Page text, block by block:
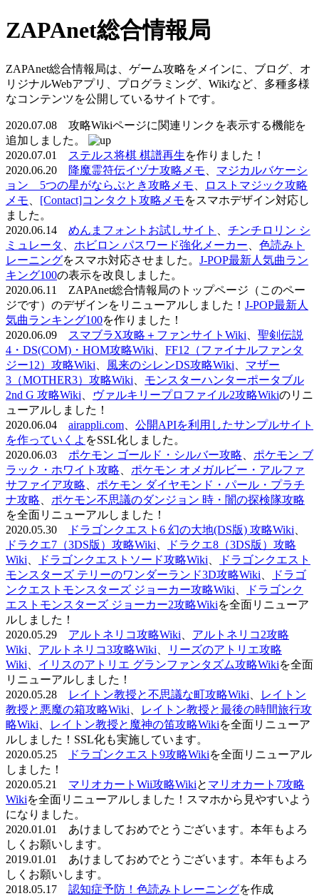
ZAPAnet総合情報局
ZAPAnet総合情報局は、ゲーム攻略をメインに、ブログ、オ
リジナルWebアプリ、プログラミング、Wikiなど、多種多様
なコンテンツを公開しているサイトです。
2020.07.08 攻略Wikiページに関連リンクを表示する機能を
追加しました。
2020.07.01
ステルス将棋 棋譜再生を作りました！
2020.06.20
降魔霊符伝イヅナ攻略メモ
マジカルバケーシ
ョン 5つの星がならぶとき攻略メモ
ロストマジック攻略
メモ
[Contact]コンタクト攻略メモをスマホデザイン対応し
ました。
2020.06.14 めんまフォントお試しサイト
チンチロリン シ
ミュレータ
ホビロン パスワード強化メーカー
色読みト
レーニングをスマホ対応させました。 J-POP最新人気曲ラン
キング100の表示を改良しました。
2020.06.11 ZAPAnet総合情報局のトップページ（このペー
ジです）のデザインをリニューアルしました！ J-POP最新人
気曲ランキング100を作りました！
2020.06.09
スマブラX攻略＋ファンサイトWiki
聖剣伝説
4・DS(COM)・HOM攻略Wiki
FF12（ファイナルファンタ
ジー12）攻略Wiki
風来のシレンDS攻略Wiki
マザー
3（MOTHER3）攻略Wiki
モンスターハンターポータブル
2nd G 攻略Wiki
ヴァルキリープロファイル2攻略Wikiのリニ
ューアルしました！
2020.06.04 airappli.com
公開APIを利用したサンプルサイト
を作っていくよ をSSL化しました。
2020.06.03 ポケモン ゴールド・シルバー攻略
ポケモン ブ
ラック・ホワイト攻略
ポケモン オメガルビー・アルファ
サファイア攻略
ポケモン ダイヤモンド・パール・プラチ
ナ攻略
ポケモン不思議のダンジョン 時・闇の探検隊攻略
を全面リニューアルしました！
2020.05.30
ドラゴンクエスト6 幻の大地(DS版) 攻略Wiki
ドラクエ7（3DS版）攻略Wiki
ドラクエ8（3DS版）攻略
Wiki
ドラゴンクエストソード攻略Wiki
ドラゴンクエスト
モンスターズ テリーのワンダーランド3D攻略Wiki
ドラゴ
ンクエストモンスターズ ジョーカー攻略Wiki
ドラゴンク
エストモンスターズ ジョーカー2攻略Wikiを全面リニューア
ルしました！
2020.05.29 アルトネリコ攻略Wiki
アルトネリコ2攻略
Wiki
アルトネリコ3攻略Wiki
リーズのアトリエ攻略
Wiki
イリスのアトリエ グランファンタズム攻略Wikiを全面
リニューアルしました！
2020.05.28
レイトン教授と不思議な町攻略Wiki
レイトン
教授と悪魔の箱攻略Wiki
レイトン教授と最後の時間旅行攻
略Wiki
レイトン教授と魔神の笛攻略Wikiを全面リニューア
ルしました！SSL化も実施しています。
2020.05.25
ドラゴンクエスト9攻略Wikiを全面リニューアル
しました！
2020.05.21 マリオカートWii攻略Wikiと マリオカート7攻略
Wikiを全面リニューアルしました！スマホから見やすいよう
になりました。
2020.01.01 あけましておめでとうございます。本年もよろ
しくお願いします。
2019.01.01 あけましておめでとうございます。本年もよろ
しくお願いします。
2018.05.17 認知症予防！色読みトレーニングを作成